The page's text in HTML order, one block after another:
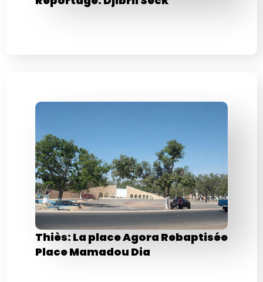
Thiès: La place Agora Rebaptisée
Place Mamadou Dia